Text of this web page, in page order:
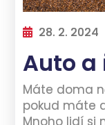
28. 2. 2024
Auto
Máte doma
pokud máte
Mnoho lidí si